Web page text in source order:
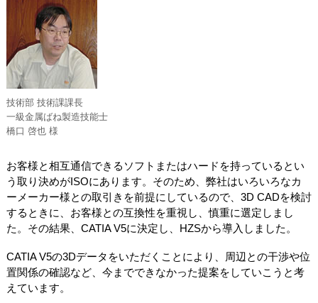
技術部 技術課課長
一級金属ばね製造技能士
橋口 啓也 様
お客様と相互通信できるソフトまたはハードを持っているとい
う取り決めがISOにあります。そのため、弊社はいろいろなカ
ーメーカー様との取引きを前提にしているので、3D CADを検討
するときに、お客様との互換性を重視し、慎重に選定しまし
た。その結果、CATIA V5に決定し、HZSから導入しました。
CATIA V5の3Dデータをいただくことにより、周辺との干渉や位
置関係の確認など、今までできなかった提案をしていこうと考
えています。